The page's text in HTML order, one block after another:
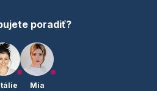
poradiť?
Mia